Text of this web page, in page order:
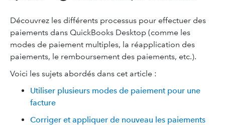
Découvrez les différents processus pour effectuer des
paiements dans QuickBooks Desktop (comme les
modes de paiement multiples, la réapplication des
paiements, le remboursement des paiements, etc.).
Voici les sujets abordés dans cet article :
Utiliser plusieurs modes de paiement pour une
facture
Corriger et appliquer de nouveau les paiements